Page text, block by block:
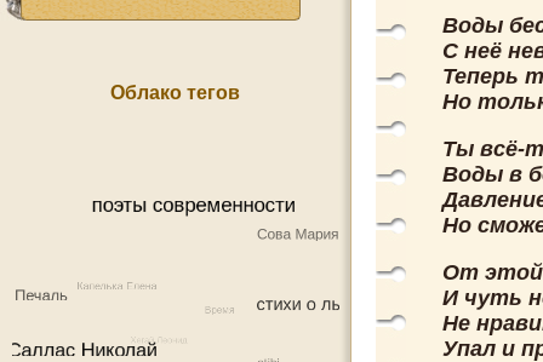
Облако тегов
Воды
С неё
Теперь
Но
Ты всё-
Воды в
Но
От этой
И чуть
Не
Упал и